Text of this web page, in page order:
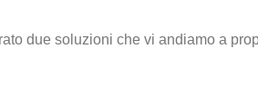
due soluzioni che vi andiamo a